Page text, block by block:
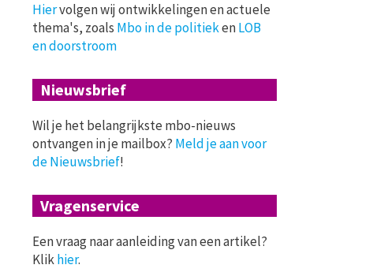
Hiervolgen wij ontwikkelingen en actuele
thema's, zoals Mbo in de politiekenLOB
en doorstroom
Nieuwsbrief
Wil je het belangrijkste mbo-nieuws
ontvangen in je mailbox? Meld je aan voor
de Nieuwsbrief!
Vragenservice
Een vraag naar aanleiding van een artikel?
Klikhier.